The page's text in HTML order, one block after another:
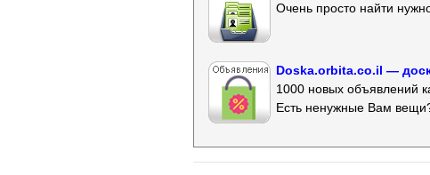
Очень просто найти
Doska.orbita.co.il —
1000 новых объявлений
Есть ненужные Вам